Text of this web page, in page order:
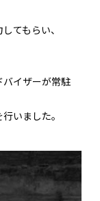
てもらい、
バイザーが常駐
いました。